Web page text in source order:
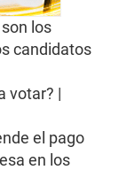
los
candidatos
votar? |
el pago
en los